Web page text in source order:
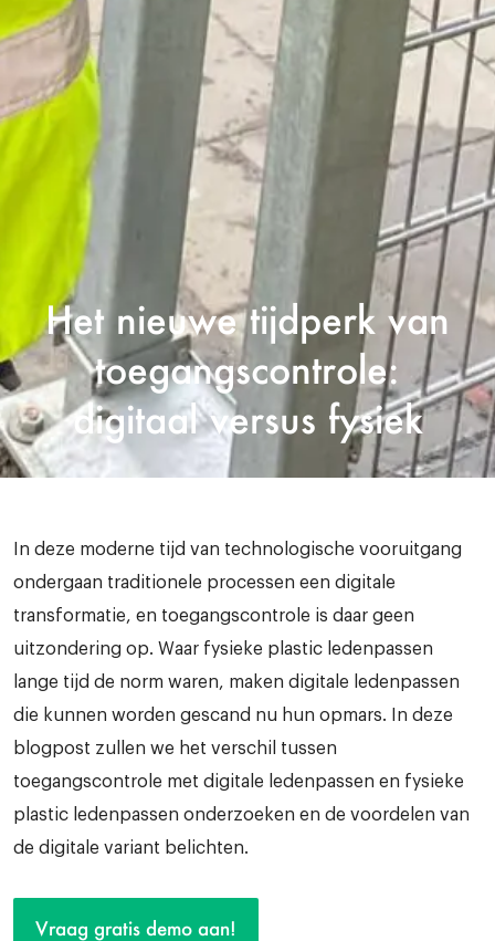
Het nieuwe tijdperk van
toegangscontrole:
digitaal versus fysiek
In deze moderne tijd van technologische vooruitgang
ondergaan traditionele processen een digitale
transformatie, en toegangscontrole is daar geen
uitzondering op. Waar fysieke plastic ledenpassen
lange tijd de norm waren, maken digitale ledenpassen
die kunnen worden gescand nu hun opmars. In deze
blogpost zullen we het verschil tussen
toegangscontrole met digitale ledenpassen en fysieke
plastic ledenpassen onderzoeken en de voordelen van
de digitale variant belichten.
Vraag gratis demo aan!